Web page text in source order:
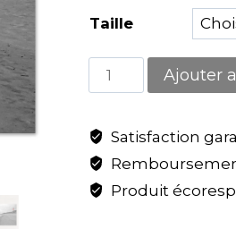
Taille
Ajouter
Satisfaction
Produit